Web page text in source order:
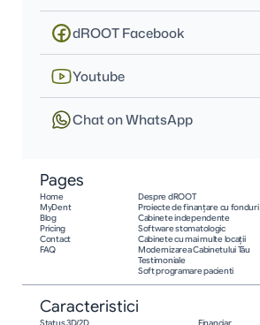
dROOT Facebook
Youtube
Chat on WhatsApp
Pages
Home
MyDent
Blog
Pricing
Contact
FAQ
Despre dROOT
Proiecte de finanțare cu fonduri
Cabinete independente
Software stomatologic
Cabinete cu mai multe locații
Modernizarea Cabinetului Tău
Testimoniale
Soft programare pacienti
Caracteristici